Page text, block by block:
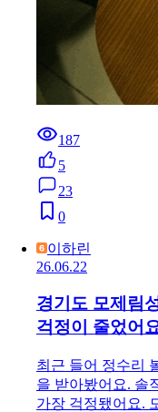
187
5
23
0
이하린
26.06.22
경기도 모제림
걱정이 줄었어
최근 들어 정수리
을 받아봤어요. 솔
가장 걱정됐어요.